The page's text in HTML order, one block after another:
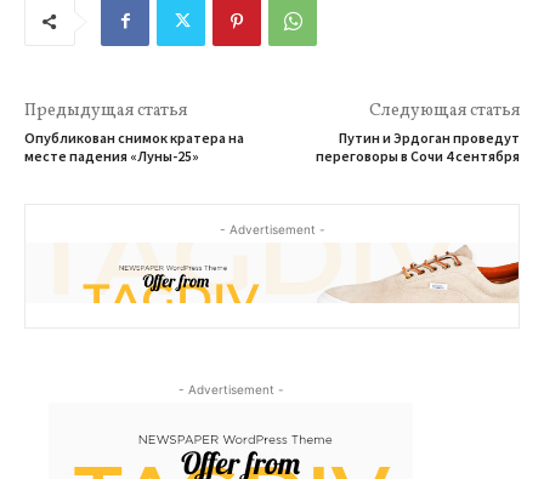
Предыдущая статья
Опубликован снимок кратера на
месте падения «Луны-25»
Следующая статья
Путин и Эрдоган проведут
переговоры в Сочи 4 сентября
- Advertisement -
- Advertisement -